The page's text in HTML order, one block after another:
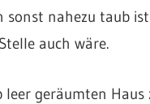
sonst nahezu taub
auch wäre.
geräumten